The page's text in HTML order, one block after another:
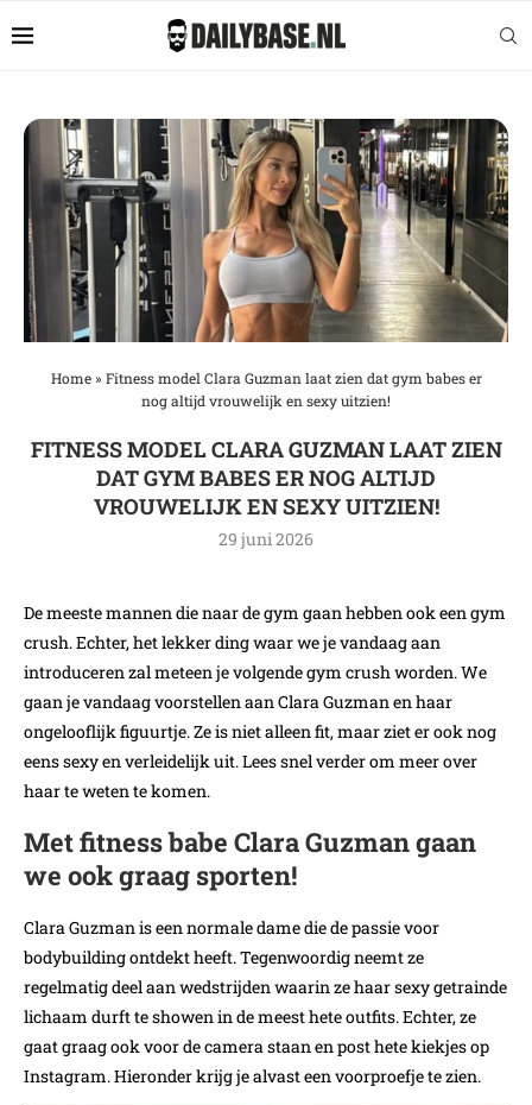
Home» Fitness model Clara Guzman laat zien dat gym babes er
nog altijd vrouwelijk en sexy uitzien!
FITNESS MODEL CLARA GUZMAN LAAT ZIEN
DAT GYM BABES ER NOG ALTIJD
VROUWELIJK EN SEXY UITZIEN!
29 juni 2026
De meeste mannen die naar de gym gaan hebben ook een gym
crush. Echter, het lekker ding waar we je vandaag aan
introduceren zal meteen je volgende gym crush worden. We
gaan je vandaag voorstellen aan Clara Guzman en haar
ongelooflijk figuurtje. Ze is niet alleen fit, maar ziet er ook nog
eens sexy en verleidelijk uit. Lees snel verder om meer over
haar te weten te komen.
Met fitness babe Clara Guzman gaan
we ook graag sporten!
Clara Guzman is een normale dame die de passie voor
bodybuilding ontdekt heeft. Tegenwoordig neemt ze
regelmatig deel aan wedstrijden waarin ze haar sexy getrainde
lichaam durft te showen in de meest hete outfits. Echter, ze
gaat graag ook voor de camera staan en post hete kiekjes op
Instagram. Hieronder krijg je alvast een voorproefje te zien.